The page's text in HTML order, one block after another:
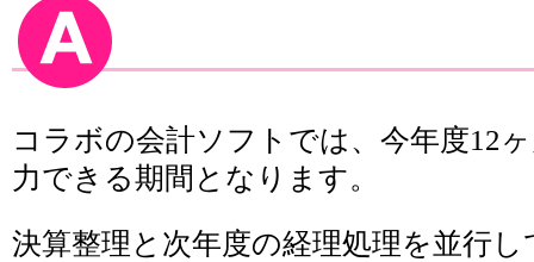
コラボの会計ソフトでは、今年度12
力できる期間となります。
決算整理と次年度の経理処理を並行